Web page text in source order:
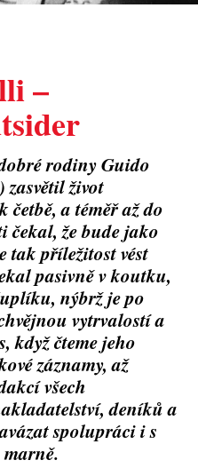
–
rodiny Guido
život
a téměř až do
čekal, že bude jako
tak příležitost vést
pasivně v koutku,
nýbrž je po
vytrvalostí a
když čteme jeho
záznamy, až
všech
deníků a
spolupráci i s